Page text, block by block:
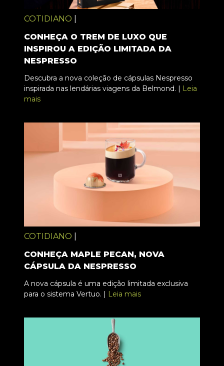
COTIDIANO
CONHEÇA O TREM DE LUXO QUE
INSPIROU A EDIÇÃO LIMITADA DA
NESPRESSO
Descubra a nova coleção de cápsulas Nespresso
inspirada nas lendárias viagens da Belmond. | Leia
mais
COTIDIANO
CONHEÇA MAPLE PECAN, NOVA
CÁPSULA DA NESPRESSO
A nova cápsula é uma edição limitada exclusiva
para o sistema Vertuo. | Leia mais